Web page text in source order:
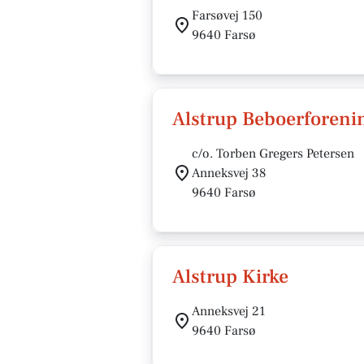
Farsøvej 150
9640 Farsø
Alstrup
c/o. Torben Gregers Petersen
Anneksvej 38
9640 Farsø
Alstrup Kirke
Anneksvej 21
9640 Farsø